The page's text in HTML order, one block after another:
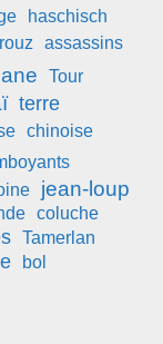
haschisch
assassins
Tour
terre
chinoise
jean-loup
coluche
Tamerlan
bol